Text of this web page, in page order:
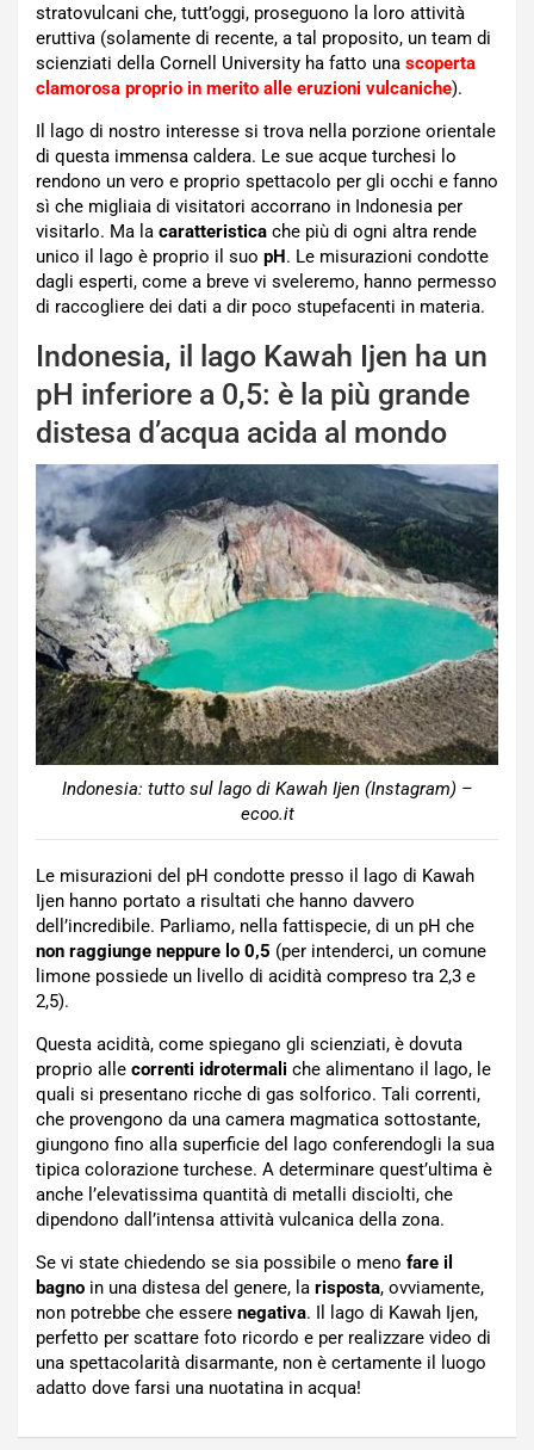
stratovulcani che, tutt’oggi, proseguono la loro attività
eruttiva (solamente di recente, a tal proposito, un team di
scienziati della Cornell University ha fatto una scoperta
clamorosa proprio in merito alle eruzioni vulcaniche).
Il lago di nostro interesse si trova nella porzione orientale
di questa immensa caldera. Le sue acque turchesi lo
rendono un vero e proprio spettacolo per gli occhi e fanno
sì che migliaia di visitatori accorrano in Indonesia per
visitarlo. Ma la caratteristica che più di ogni altra rende
unico il lago è proprio il suo pH. Le misurazioni condotte
dagli esperti, come a breve vi sveleremo, hanno permesso
di raccogliere dei dati a dir poco stupefacenti in materia.
Indonesia, il lago Kawah Ijen ha un
pH inferiore a 0,5: è la più grande
distesa d’acqua acida al mondo
Indonesia: tutto sul lago di Kawah Ijen (Instagram) –
ecoo.it
Le misurazioni del pH condotte presso il lago di Kawah
Ijen hanno portato a risultati che hanno davvero
dell’incredibile. Parliamo, nella fattispecie, di un pH che
non raggiunge neppure lo 0,5 (per intenderci, un comune
limone possiede un livello di acidità compreso tra 2,3 e
2,5).
Questa acidità, come spiegano gli scienziati, è dovuta
proprio alle correnti idrotermali che alimentano il lago, le
quali si presentano ricche di gas solforico. Tali correnti,
che provengono da una camera magmatica sottostante,
giungono fino alla superficie del lago conferendogli la sua
tipica colorazione turchese. A determinare quest’ultima è
anche l’elevatissima quantità di metalli disciolti, che
dipendono dall’intensa attività vulcanica della zona.
Se vi state chiedendo se sia possibile o meno fare il
bagno in una distesa del genere, la risposta, ovviamente,
non potrebbe che essere negativa. Il lago di Kawah Ijen,
perfetto per scattare foto ricordo e per realizzare video di
una spettacolarità disarmante, non è certamente il luogo
adatto dove farsi una nuotatina in acqua!